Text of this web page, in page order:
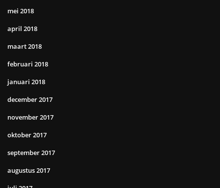
mei 2018
april 2018
maart 2018
februari 2018
januari 2018
december 2017
november 2017
oktober 2017
september 2017
augustus 2017